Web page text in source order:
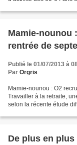
Mamie-nounou
rentrée de
Publié le 01/07/2013 à
Par Orgris
Mamie-nounou : O2
Travailler à la retraite,
selon la récente étude
De plus en